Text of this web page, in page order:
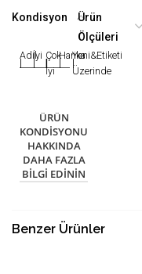
Kondisyon
Adilİyi
|
Çok
İyi
Harika
|
Yeni&Etiketi
Üzerinde
ÜRÜN
KONDISYONU
HAKKINDA
DAHA FAZLA
BILGI EDININ
Ürün
Ölçüleri
Benzer Ürünler